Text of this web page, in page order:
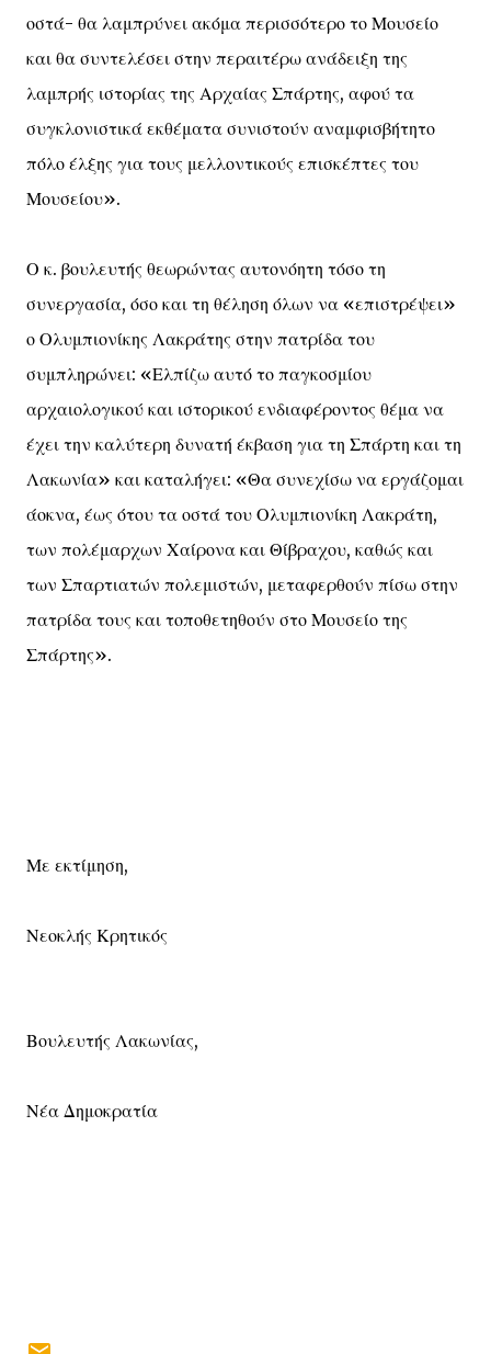
οστά- θα λαμπρύνει ακόμα περισσότερο το Μουσείο
και θα συντελέσει στην περαιτέρω ανάδειξη της
λαμπρής ιστορίας της Αρχαίας Σπάρτης, αφού τα
συγκλονιστικά εκθέματα συνιστούν αναμφισβήτητο
πόλο έλξης για τους μελλοντικούς επισκέπτες του
Μουσείου».
Ο κ. βουλευτής θεωρώντας αυτονόητη τόσο τη
συνεργασία, όσο και τη θέληση όλων να «επιστρέψει»
ο Ολυμπιονίκης Λακράτης στην πατρίδα του
συμπληρώνει: «Ελπίζω αυτό το παγκοσμίου
αρχαιολογικού και ιστορικού ενδιαφέροντος θέμα να
έχει την καλύτερη δυνατή έκβαση για τη Σπάρτη και τη
Λακωνία» και καταλήγει: «Θα συνεχίσω να εργάζομαι
άοκνα, έως ότου τα οστά του Ολυμπιονίκη Λακράτη,
των πολέμαρχων Χαίρονα και Θίβραχου, καθώς και
των Σπαρτιατών πολεμιστών, μεταφερθούν πίσω στην
πατρίδα τους και τοποθετηθούν στο Μουσείο της
Σπάρτης».
Με εκτίμηση,
Νεοκλής Κρητικός
Βουλευτής Λακωνίας,
Νέα Δημοκρατία